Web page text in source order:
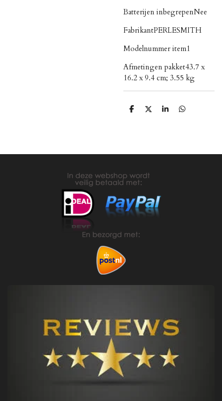
Batterijen inbegrepen‎Nee
Fabrikant‎PERLESMITH
Modelnummer item‎1
Afmetingen pakket‎43.7 x
16.2 x 9.4 cm; 3.55 kg
D
D
S
D